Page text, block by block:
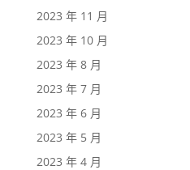
2023 年 11 月
2023 年 10 月
2023 年 8 月
2023 年 7 月
2023 年 6 月
2023 年 5 月
2023 年 4 月